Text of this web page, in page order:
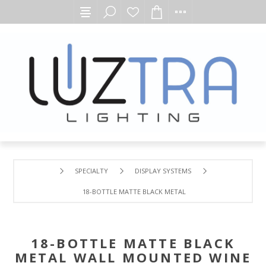
SPECIALTY DISPLAY SYSTEMS
18-BOTTLE MATTE BLACK METAL WALL MOUNTED WINE
18-BOTTLE MATTE BLACK
METAL WALL MOUNTED WINE